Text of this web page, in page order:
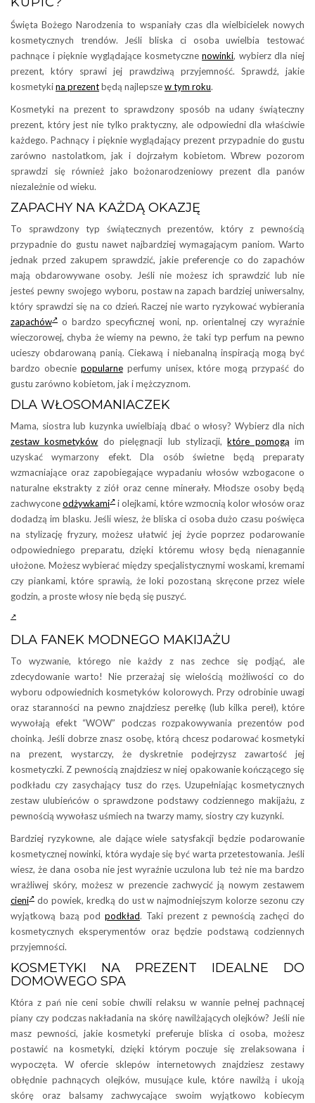
Święta Bożego Narodzenia to wspaniały czas dla wielbicielek nowych
kosmetycznych trendów. Jeśli bliska ci osoba uwielbia testować
pachnące i pięknie wyglądające kosmetycznenowinki, wybierz dla niej
prezent, który sprawi jej prawdziwą przyjemność. Sprawdź, jakie
kosmetykina prezentbędą najlepszew tym roku.
Kosmetyki na prezent to sprawdzony sposób na udany świąteczny
prezent, który jest nie tylko praktyczny, ale odpowiedni dla właściwie
każdego. Pachnący i pięknie wyglądający prezent przypadnie do gustu
zarówno nastolatkom, jak i dojrzałym kobietom. Wbrew pozorom
sprawdzi się również jako bożonarodzeniowy prezent dla panów
niezależnie od wieku.
ZAPACHY NA KAŻDĄ OKAZJĘ
To sprawdzony typ świątecznych prezentów, który z pewnością
przypadnie do gustu nawet najbardziej wymagającym paniom. Warto
jednak przed zakupem sprawdzić, jakie preferencje co do zapachów
mają obdarowywane osoby. Jeśli nie możesz ich sprawdzić lub nie
jesteś pewny swojego wyboru, postaw na zapach bardziej uniwersalny,
który sprawdzi się na co dzień. Raczej nie warto ryzykować wybierania
zapachów
o bardzo specyficznej woni, np. orientalnej czy wyraźnie
wieczorowej, chyba że wiemy na pewno, że taki typ perfum na pewno
ucieszy obdarowaną panią. Ciekawą i niebanalną inspiracją mogą być
bardzo obecnie popularneperfumy unisex, które mogą przypaść do
gustu zarówno kobietom, jak i mężczyznom.
DLA WŁOSOMANIACZEK
Mama, siostra lub kuzynka uwielbiają dbać o włosy? Wybierz dla nich
zestaw kosmetyków do pielęgnacji lub stylizacji,które pomogą im
uzyskać wymarzony efekt. Dla osób świetne będą preparaty
wzmacniające oraz zapobiegające wypadaniu włosów wzbogacone o
naturalne ekstrakty z ziół oraz cenne minerały. Młodsze osoby będą
zachwyconeodżywkami
i olejkami, które wzmocnią kolor włosów oraz
dodadzą im blasku. Jeśli wiesz, że bliska ci osoba dużo czasu poświęca
na stylizację fryzury, możesz ułatwić jej życie poprzez podarowanie
odpowiedniego preparatu, dzięki któremu włosy będą nienagannie
ułożone. Możesz wybierać między specjalistycznymi woskami, kremami
czy piankami, które sprawią, że loki pozostaną skręcone przez wiele
godzin, a proste włosy nie będą się puszyć.
DLA FANEK MODNEGO MAKIJAŻU
To wyzwanie, którego nie każdy z nas zechce się podjąć, ale
zdecydowanie warto! Nie przerażaj się wielością możliwości co do
wyboru odpowiednich kosmetyków kolorowych. Przy odrobinie uwagi
oraz staranności na pewno znajdziesz perełkę (lub kilka pereł), które
wywołają efekt “WOW” podczas rozpakowywania prezentów pod
choinką. Jeśli dobrze znasz osobę, którą chcesz podarować kosmetyki
na prezent, wystarczy, że dyskretnie podejrzysz zawartość jej
kosmetyczki. Z pewnością znajdziesz w niej opakowanie kończącego się
podkładu czy zasychający tusz do rzęs. Uzupełniając kosmetycznych
zestaw ulubieńców o sprawdzone podstawy codziennego makijażu, z
pewnością wywołasz uśmiech na twarzy mamy, siostry czy kuzynki.
Bardziej ryzykowne, ale dające wiele satysfakcji będzie podarowanie
kosmetycznej nowinki, która wydaje się być warta przetestowania. Jeśli
wiesz, że dana osoba nie jest wyraźnie uczulona lub też nie ma bardzo
wrażliwej skóry, możesz w prezencie zachwycić ją nowym zestawem
cieni
do powiek, kredką do ust w najmodniejszym kolorze sezonu czy
wyjątkową bazą pod podkład. Taki prezent z pewnością zachęci do
kosmetycznych eksperymentów oraz będzie podstawą codziennych
przyjemności.
KOSMETYKI NA PREZENT IDEALNE DO
DOMOWEGO SPA
Która z pań nie ceni sobie chwili relaksu w wannie pełnej pachnącej
piany czy podczas nakładania na skórę nawilżających olejków? Jeśli nie
masz pewności, jakie kosmetyki preferuje bliska ci osoba, możesz
postawić na kosmetyki, dzięki którym poczuje się zrelaksowana i
wypoczęta. W ofercie sklepów internetowych znajdziesz zestawy
obłędnie pachnących olejków, musujące kule, które nawilżą i ukoją
skórę oraz balsamy zachwycające swoim wyjątkowo kobiecym